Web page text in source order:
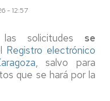
- 12:57
solicitudes se
Registro electrónico
, salvo para
que se hará por la